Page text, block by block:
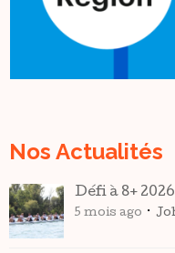
Nos Actualités
Défi à 8+ 2026
5 mois ago